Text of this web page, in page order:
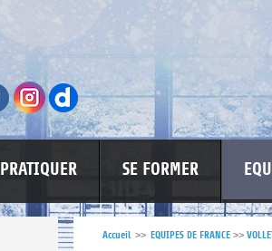
PRATIQUER SE FORMER
Accueil >> EQUIPES DE FRANCE >>